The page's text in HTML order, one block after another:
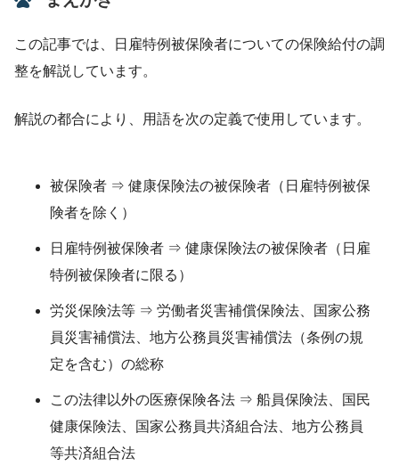
この記事では、日雇特例被保険者についての保険給付の調
整を解説しています。
解説の都合により、用語を次の定義で使用しています。
被保険者 ⇒ 健康保険法の被保険者（日雇特例被保
険者を除く）
日雇特例被保険者 ⇒ 健康保険法の被保険者（日雇
特例被保険者に限る）
労災保険法等 ⇒ 労働者災害補償保険法、国家公務
員災害補償法、地方公務員災害補償法（条例の規
定を含む）の総称
この法律以外の医療保険各法 ⇒ 船員保険法、国民
健康保険法、国家公務員共済組合法、地方公務員
等共済組合法